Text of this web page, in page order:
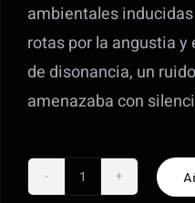
ambientales
rotas por la angustia
de disonancia, un
amenazaba con
Suscripción